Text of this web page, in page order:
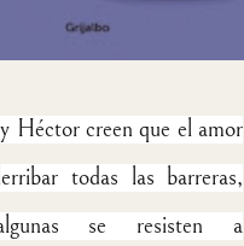
Héctor creen que el amor
todas las barreras,
se resisten a